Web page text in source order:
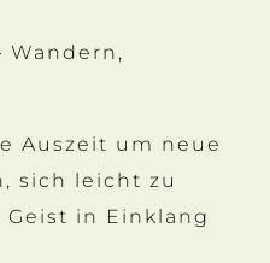
Wandern,
Auszeit um neue
sich leicht zu
in Einklang